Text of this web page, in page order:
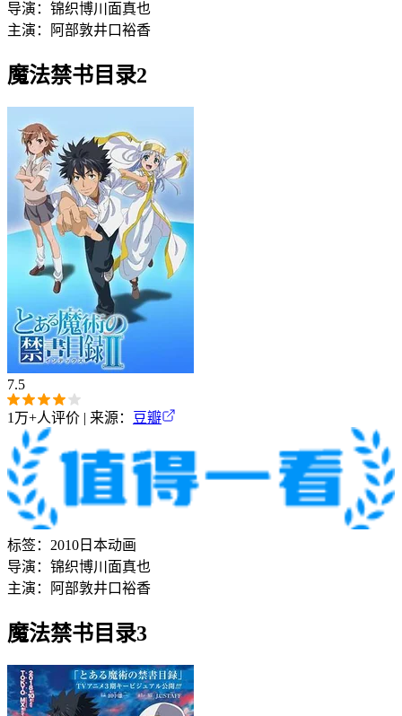
导演： 锦织博川面真也
主演：
阿部敦井口裕香
魔法禁书目录2
7.5
1万+人评价 | 来源： 豆瓣
标签： 2010 日本动画
导演： 锦织博川面真也
主演：
阿部敦井口裕香
魔法禁书目录3